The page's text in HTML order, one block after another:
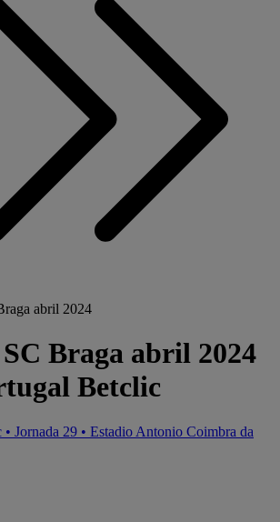
abril 2024
Braga abril 2024
Betclic
• Jornada 29 • Estadio Antonio Coimbra da